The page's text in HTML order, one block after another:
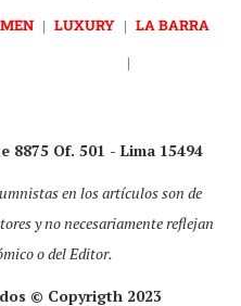
| LUXURY | LA BARRA
|
8875 Of. 501 - Lima 15494
en los artículos son de
y no necesariamente reflejan
o del Editor.
© Copyrigth 2023